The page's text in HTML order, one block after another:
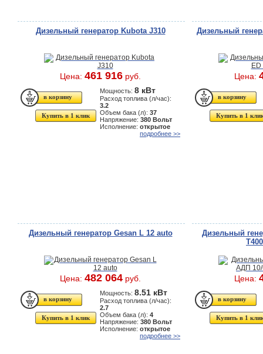
Дизельный генератор Kubota J310
Цена: 461 916 руб.
Купить в 1 клик
Мощность: 8 кВт
Расход топлива (л/час):
3.2
Объем бака (л): 37
Напряжение: 380 Вольт
Исполнение: открытое
подробнее >>
Дизельный
Цена:
Купить в 1
Дизельный генератор Gesan L 12 auto
Цена: 482 064 руб.
Купить в 1 клик
Мощность: 8.51 кВт
Расход топлива (л/час):
2.7
Объем бака (л): 4
Напряжение: 380 Вольт
Исполнение: открытое
подробнее >>
Дизельный
Цена:
Купить в 1